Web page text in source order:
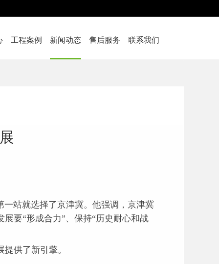
工程案例 新闻动态 售后服务 联系我们
站就选择了京津冀。他强调，京津冀
要“形成合力”、保持“历史耐心和战
供了新引擎。